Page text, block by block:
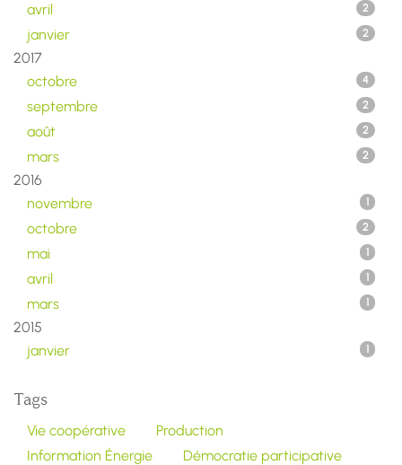
avril 2
janvier 2
2017
octobre
4
septembre 2
août 2
mars 2
2016
novembre
1
octobre 2
mai 1
avril 1
mars 1
2015
janvier
1
Tags
Vie coopérative
Production
Information Énergie
Démocratie participative